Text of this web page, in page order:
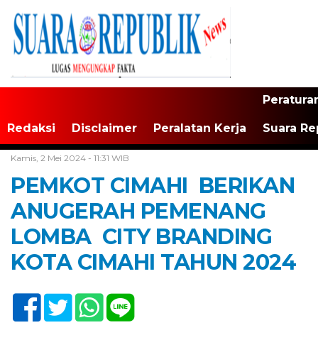
Redaksi Disclaimer Peralatan Kerja Suara
Kamis, 2 Mei 2024 - 11:31 WIB
PEMKOT CIMAHI BERIKAN
ANUGERAH PEMENANG
LOMBA CITY BRANDING
KOTA CIMAHI TAHUN 2024